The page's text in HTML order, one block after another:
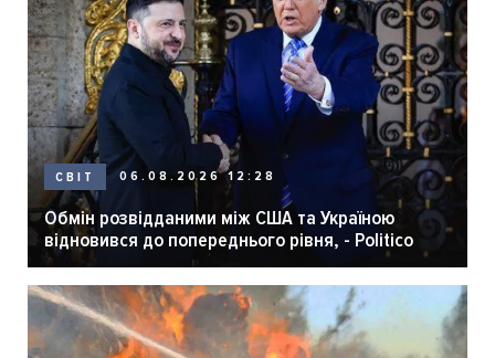
СВІТ 06.08.2026 12:28
Обмін розвідданими між США та Україною
відновився до попереднього рівня, - Politico